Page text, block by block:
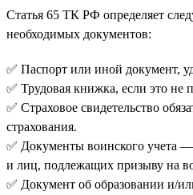
Статья 65 ТК РФ определяет
необходимых документов:
✅ Паспорт или иной документ,
✅ Трудовая книжка, если это не
✅ Страховое свидетельство
страхования.
✅ Документы воинского учета
и лиц, подлежащих призыву на
✅ Документ об образовании и/